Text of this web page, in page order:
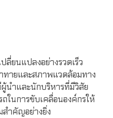
ลี่ยนแปลงอย่างรวดเร็ว
ายและสภาพแวดล้อมทาง
นำและนักบริหารที่มีวิสัย
ในการขับเคลื่อนองค์กรให้
สำคัญอย่างยิ่ง